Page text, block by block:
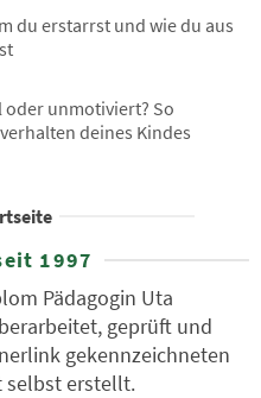
du erstarrst und wie du aus
unmotiviert? So
deines Kindes
1997
Pädagogin Uta
geprüft und
gekennzeichneten
selbst erstellt.